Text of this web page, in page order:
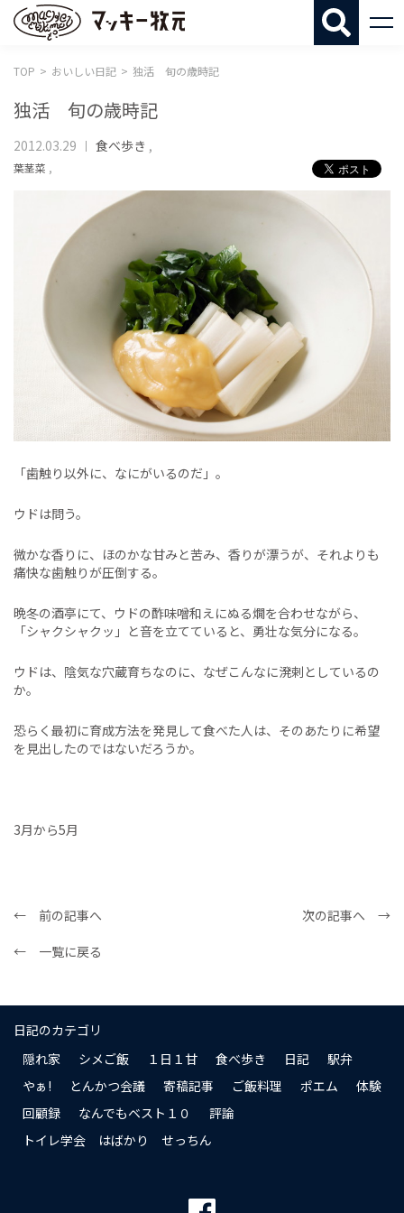
TOP おいしい日記 独活 旬の歳時記
独活 旬の歳時記
2012.03.29 食べ歩き ,
葉茎菜 ,
「歯触り以外に、なにがいるのだ」。
ウドは問う。
微かな香りに、ほのかな甘みと苦み、香りが漂うが、それよりも
痛快な歯触りが圧倒する。
晩冬の酒亭にて、ウドの酢味噌和えにぬる燗を合わせながら、
「シャクシャクッ」と音を立てていると、勇壮な気分になる。
ウドは、陰気な穴蔵育ちなのに、なぜこんなに溌剌としているの
か。
恐らく最初に育成方法を発見して食べた人は、そのあたりに希望
を見出したのではないだろうか。
3月から5月
← 前の記事へ
次の記事へ →
← 一覧に戻る
日記のカテゴリ
隠れ家
シメご飯 １日１甘 食べ歩き 日記
駅弁
やぁ!
とんかつ会議 寄稿記事 ご飯料理 ポエム
体験
回顧録
なんでもベスト１０
評論
トイレ学会 はばかり せっちん